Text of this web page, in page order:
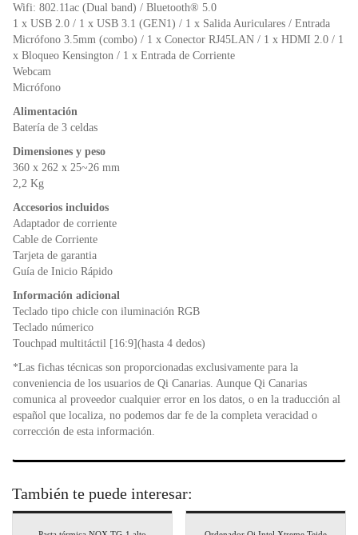
Wifi: 802.11ac (Dual band) / Bluetooth® 5.0
1 x USB 2.0 / 1 x USB 3.1 (GEN1) / 1 x Salida Auriculares / Entrada
Micrófono 3.5mm (combo) / 1 x Conector RJ45LAN / 1 x HDMI 2.0 / 1
x Bloqueo Kensington / 1 x Entrada de Corriente
Webcam
Micrófono
Alimentación
Batería de 3 celdas
Dimensiones y peso
360 x 262 x 25~26 mm
2,2 Kg
Accesorios incluidos
Adaptador de corriente
Cable de Corriente
Tarjeta de garantia
Guía de Inicio Rápido
Información adicional
Teclado tipo chicle con iluminación RGB
Teclado númerico
Touchpad multitáctil [16:9](hasta 4 dedos)
*Las fichas técnicas son proporcionadas exclusivamente para la
conveniencia de los usuarios de Qi Canarias. Aunque Qi Canarias
comunica al proveedor cualquier error en los datos, o en la traducción al
español que localiza, no podemos dar fe de la completa veracidad o
corrección de esta información.
También te puede interesar: